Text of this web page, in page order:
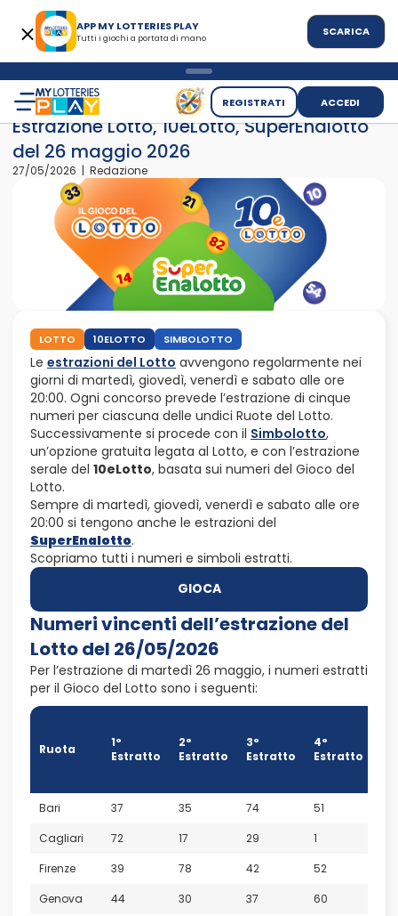
APP MY LOTTERIES PLAY
Tutti i giochi a portata di mano SCARICA
REGISTRATI ACCEDI
Home>News> Estrazione Lotto, 10eLotto, SuperEnalotto del
Estrazione Lotto, 10eLotto, SuperEnalotto
del 26 maggio 2026
27/05/2026 | Redazione
LOTTO 10ELOTTO SIMBOLOTTO
Le estrazioni del Lotto avvengono regolarmente nei
giorni di martedì, giovedì, venerdì e sabato alle ore
20:00. Ogni concorso prevede l’estrazione di cinque
numeri per ciascuna delle undici Ruote del Lotto.
Successivamente si procede con il Simbolotto,
un’opzione gratuita legata al Lotto, e con l’estrazione
serale del 10eLotto, basata sui numeri del Gioco del
Lotto.
Sempre di martedì, giovedì, venerdì e sabato alle ore
20:00 si tengono anche le estrazioni del
SuperEnalotto.
Scopriamo tutti i numeri e simboli estratti.
GIOCA
Numeri vincenti dell’estrazione del
Lotto del 26/05/2026
Per l’estrazione di martedì 26 maggio, i numeri estratti
per il Gioco del Lotto sono i seguenti:
Ruota
1°
Estratto
2°
Estratto
3°
Estratto
4°
Estratto
Bari
37 35 74 51
Cagliari
72 17 29 1
Firenze
39 78 42 52
Genova
44 30 37 60